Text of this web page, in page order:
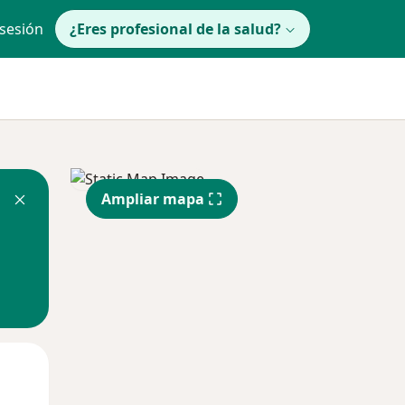
¿Eres profesional de la salud?
Ampliar mapa